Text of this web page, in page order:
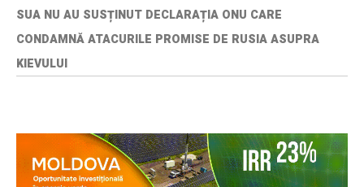
SUA NU AU SUSȚINUT DECLARAȚIA ONU CARE
CONDAMNĂ ATACURILE PROMISE DE RUSIA ASUPRA
KIEVULUI